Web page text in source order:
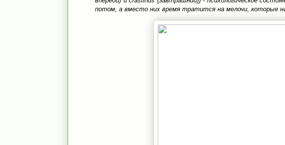
потом, а вместо них время тратится на мелочи, которые